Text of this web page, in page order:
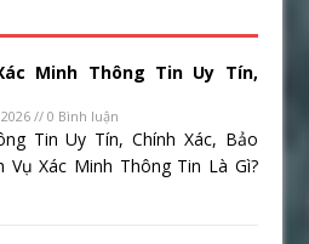
Minh Thông Tin Uy Tín,
// 0 Bình luận
Tin Uy Tín, Chính Xác, Bảo
Xác Minh Thông Tin Là Gì?